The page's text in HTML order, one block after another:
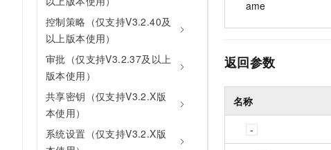
控制策略（仅支持V3.2.40及
以上版本使用）
审批（仅支持V3.2.37及以上
版本使用）
共享密钥（仅支持V3.2.X版
本使用）
系统设置（仅支持V3.2.X版
ame
返回参数
名称